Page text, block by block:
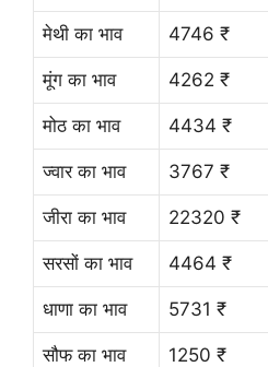
मेथी का भाव 4746 ₹
मूंग का भाव 4262 ₹
मोठ का भाव 4434 ₹
ज्वार का भाव 3767 ₹
जीरा का भाव 22320 ₹
सरसों का भाव 4464 ₹
धाणा का भाव 5731 ₹
सौफ का भाव 1250 ₹